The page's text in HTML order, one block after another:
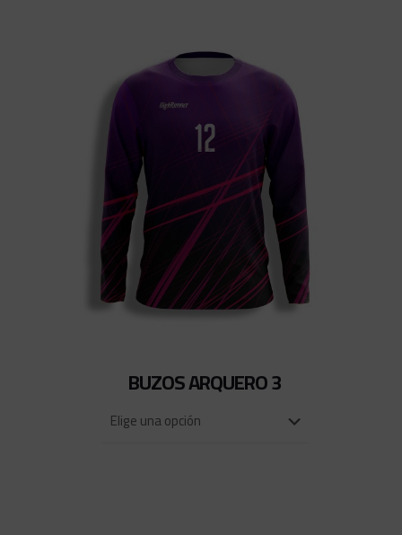
BUZOS ARQUERO 3